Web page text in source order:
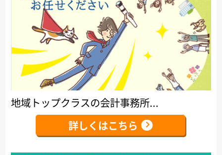
地域トップクラスの会計事務所...
詳しくはこちら